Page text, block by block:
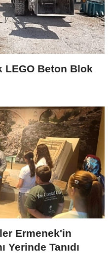
LEGO Beton Blok
Ermenek'in
Yerinde Tanıdı